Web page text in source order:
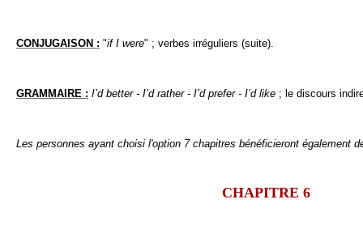
CONJUGAISON : "if I were" ; verbes irréguliers (suite).
GRAMMAIRE : I’d better - I’d rather - I’d prefer - I’d like ; le discours
Les personnes ayant choisi l'option 7 chapitres bénéficieront également
CHAPITRE 6